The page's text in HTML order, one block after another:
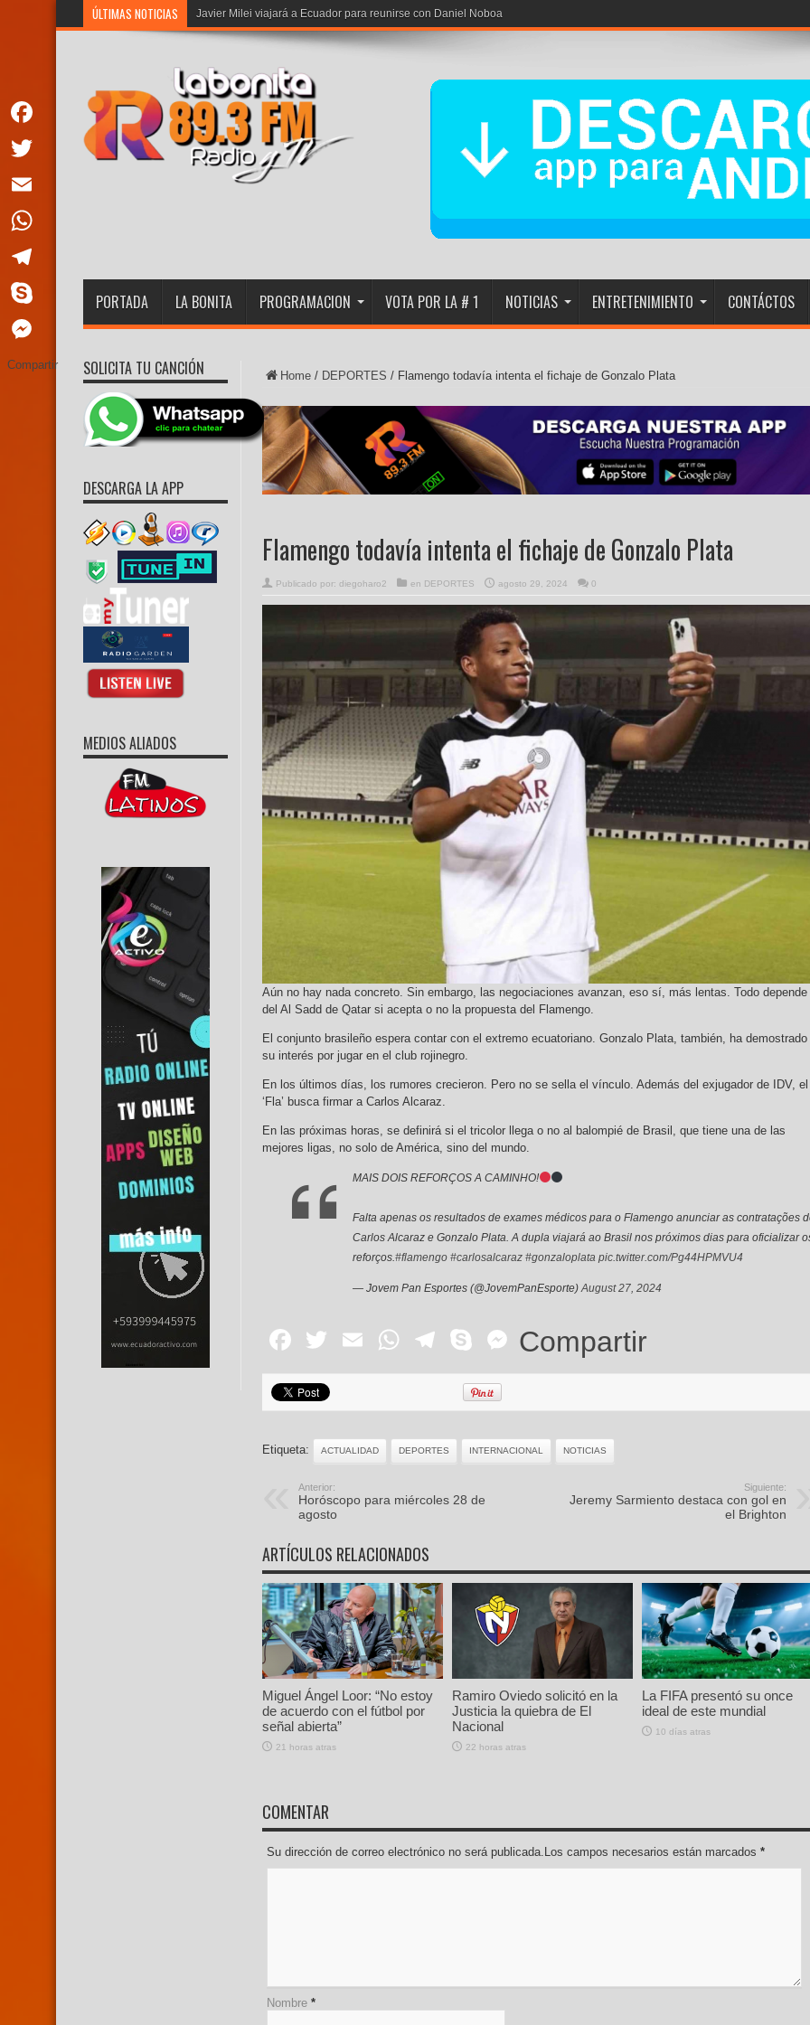
ÚLTIMAS NOTICIAS CNE of
PORTADA LA BONITA PROGRAMACION VOTA POR LA # 1 NOTICIAS ENTRETENIMIENTO CONTÁCTOS
Home / DEPORTES / Flamengo todavía intenta el fichaje de Gonzalo Plata
Flamengo todavía intenta el fichaje de Gonzalo Plata
Publicado por: diegoharo2 en DEPORTES agosto 29, 2024 0
Aún no hay nada concreto. Sin embargo, las negociaciones avanzan, eso sí, más lentas. Todo depende
del Al Sadd de Qatar si acepta o no la propuesta del Flamengo.
El conjunto brasileño espera contar con el extremo ecuatoriano. Gonzalo Plata, también, ha demostrado
su interés por jugar en el club rojinegro.
En los últimos días, los rumores crecieron. Pero no se sella el vínculo. Además del exjugador de IDV, el
‘Fla’ busca firmar a Carlos Alcaraz.
En las próximas horas, se definirá si el tricolor llega o no al balompié de Brasil, que tiene una de las
mejores ligas, no solo de América, sino del mundo.
MAIS DOIS REFORÇOS A CAMINHO!
Falta apenas os resultados de exames médicos para o Flamengo anunciar as contratações
Carlos Alcaraz e Gonzalo Plata. A dupla viajará ao Brasil nos próximos dias para oficializar
reforços. #flamengo #carlosalcaraz #gonzaloplata pic.twitter.com/Pg44HPMVU4
— Jovem Pan Esportes (@JovemPanEsporte) August 27, 2024
Facebook
Twitter
EmailWhatsApp
Telegram
SkypeMessenger
Compartir
Etiqueta: ACTUALIDAD DEPORTES INTERNACIONAL NOTICIAS
Anterior:
Horóscopo para miércoles 28 de
agosto
Siguiente:
Jeremy Sarmiento destaca con gol en
el Brighton
ARTÍCULOS RELACIONADOS
Miguel Ángel Loor: “No estoy
de acuerdo con el fútbol por
señal abierta”
21 horas atras
Ramiro Oviedo solicitó en la
Justicia la quiebra de El
Nacional
22 horas atras
La FIFA presentó su once
ideal de este mundial
10 días atras
COMENTAR
Su dirección de correo electrónico no será publicada.Los campos necesarios están marcados *
Nombre *
SOLICITA TU CANCIÓN
DESCARGA LA APP
MEDIOS ALIADOS
Facebook
Twitter
Email
WhatsApp
Telegram
Skype
Messenger
Compartir